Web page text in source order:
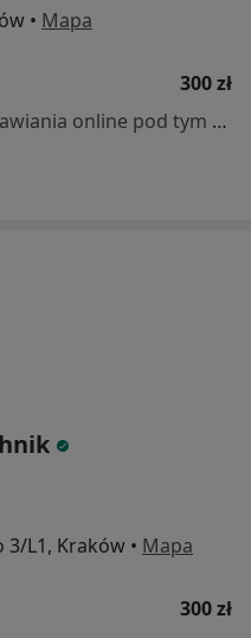
• Mapa
300 zł
Specjalista nie oferuje umawiania online pod tym adresem.
3/L1, Kraków • Mapa
300 zł